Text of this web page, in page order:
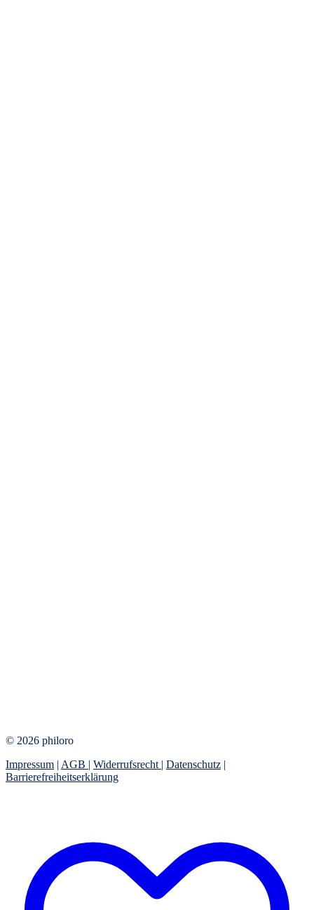
© 2026 philoro
Impressum | AGB | Widerrufsrecht | Datenschutz |
Barrierefreiheitserklärung